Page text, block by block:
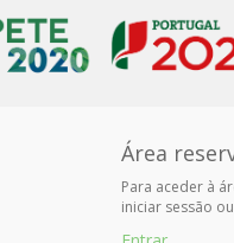
Área
Para aceder à
iniciar sessão